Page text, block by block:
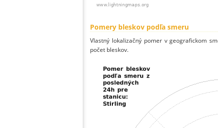
Pomery bleskov podľa smeru
Vlastný lokalizačný pomer v geografickom
počet bleskov.